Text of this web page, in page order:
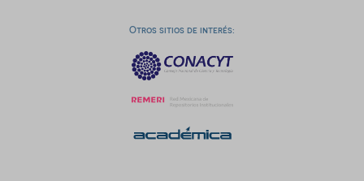
Otros sitios de interés: